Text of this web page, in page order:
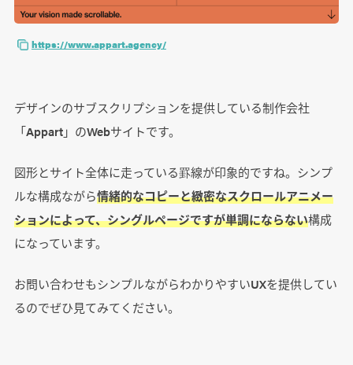
https://www.appart.agency/
デザインのサブスクリプションを提供している制作会社
「Appart」のWebサイトです。
図形とサイト全体に走っている罫線が印象的ですね。シンプ
ルな構成ながら情緒的なコピーと緻密なスクロールアニメー
ションによって、シングルページですが単調にならない構成
になっています。
お問い合わせもシンプルながらわかりやすいUXを提供してい
るのでぜひ見てみてください。